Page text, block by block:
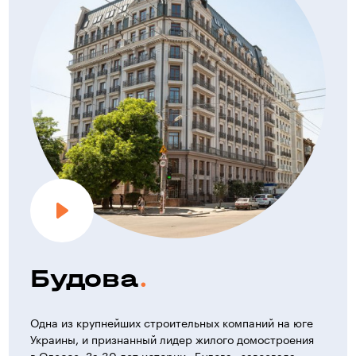
— полы — декоративное покрытие;
— стены — окрашены;
— потолки — подвесные.
При проектировании были предусмотрены ряд
шумозащитных мероприятий, обеспечивающих комфорт
в проживании.
Отопление и вентиляция
Источником теплоснабжения является индивидуальная
крышная газовая котельная ведущих европейских
производителей. Теплоносителем для нужд отопления
и теплоснабжения принята вода.
двухтрубная, поквартирная, с установкой поэтажной
распределительной гребенки в общем коридоре,
приборов в квартирах устанавливаются стальные
панельные радиаторы с установкой тепловых счетчиков
и системы регулирования тепла в квартире. Вентиляция
Будова
Одна из крупнейших строительных компаний на юге
Украины, и признанный лидер жилого домостроения